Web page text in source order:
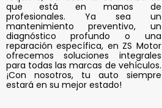
que está en manos de
profesionales. Ya sea un
mantenimiento preventivo, un
diagnóstico profundo o una
reparación específica, en ZS Motor
ofrecemos soluciones integrales
para todas las marcas de vehículos.
¡Con nosotros, tu auto siempre
estará en su mejor estado!